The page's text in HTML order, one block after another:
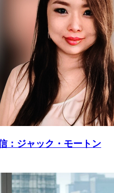
：ジャック・モートン